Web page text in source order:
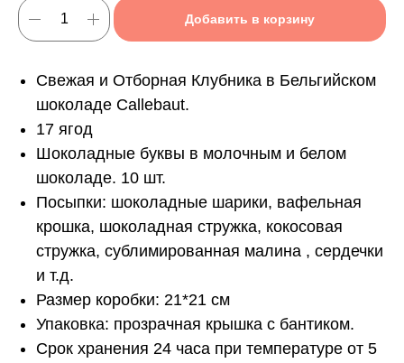
Добавить в корзину
Свежая и Отборная Клубника в Бельгийском
шоколаде Callebaut.
17 ягод
Шоколадные буквы в молочным и белом
шоколаде. 10 шт.
Посыпки: шоколадные шарики, вафельная
крошка, шоколадная стружка, кокосовая
стружка, сублимированная малина , сердечки
и т.д.
Размер коробки: 21*21 см
Упаковка: прозрачная крышка с бантиком.
Срок хранения 24 часа при температуре от 5